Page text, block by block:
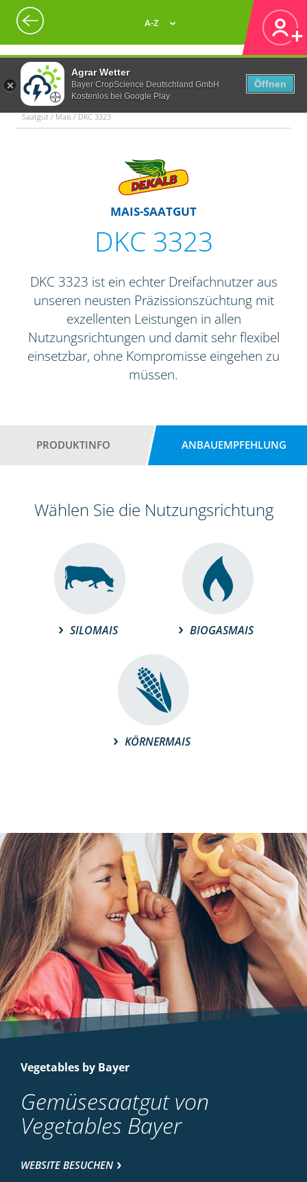
Agrar Wetter
Bayer CropScience Deutschland GmbH
Kostenlos bei Google Play
Öffnen
A-Z
Saatgut / Mais / DKC 3323
MAIS-SAATGUT
DKC 3323
DKC 3323 ist ein echter Dreifachnutzer aus
unseren neusten Präzissionszüchtung mit
exzellenten Leistungen in allen
Nutzungsrichtungen und damit sehr flexibel
einsetzbar, ohne Kompromisse eingehen zu
müssen.
PRODUKTINFO ANBAUEMPFEHLUNG
Wählen Sie die Nutzungsrichtung
SILOMAIS BIOGASMAIS
KÖRNERMAIS
Vegetables by Bayer
Gemüsesaatgut von
Vegetables Bayer
WEBSITE BESUCHEN